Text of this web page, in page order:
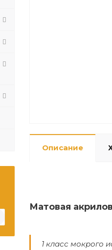
Описание
Матовая
1 класс мокрого